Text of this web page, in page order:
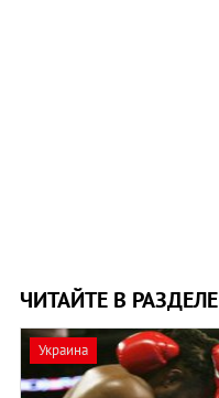
ЧИТАЙТЕ В РАЗДЕЛЕ
Украина